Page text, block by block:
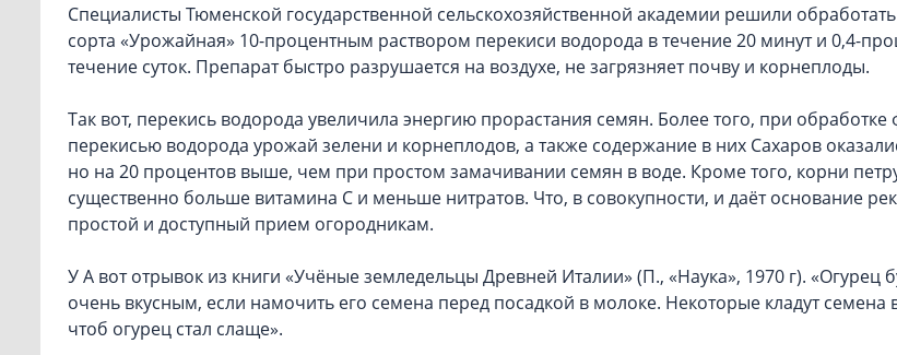
Специалисты Тюменской государственной сельскохозяйственной академии решили
сорта «Урожайная» 10-процентным раствором перекиси водорода в течение 20 минут и 0,4-
течение суток. Препарат быстро разрушается на воздухе, не загрязняет почву и корнеплоды.
Так вот, перекись водорода увеличила энергию прорастания семян. Более того, при обработке
перекисью водорода урожай зелени и корнеплодов, а также содержание в них Сахаров
но на 20 процентов выше, чем при простом замачивании семян в воде. Кроме того, корни
существенно больше витамина С и меньше нитратов. Что, в совокупности, и даёт основание
простой и доступный прием огородникам.
У А вот отрывок из книги «Учёные земледельцы Древней Италии» (П., «Наука», 1970 г). «Огурец
очень вкусным, если намочить его семена перед посадкой в молоке. Некоторые кладут семена
чтоб огурец стал слаще».